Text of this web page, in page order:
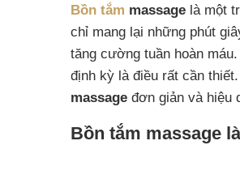
Bồn tắm massage là một
chỉ mang lại những phút
tăng cường tuần hoàn
định kỳ là điều rất cần
massage đơn giản và hiệu
Bồn tắm massage